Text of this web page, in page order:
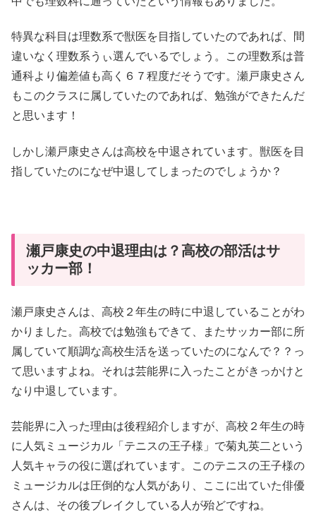
特異な科目は理数系で獣医を目指していたのであれば、間
違いなく理数系うぃ選んでいるでしょう。この理数系は普
通科より偏差値も高く６７程度だそうです。瀬戸康史さん
もこのクラスに属していたのであれば、勉強ができたんだ
と思います！
しかし瀬戸康史さんは高校を中退されています。獣医を目
指していたのになぜ中退してしまったのでしょうか？
瀬戸康史の中退理由は？高校の部活はサ
ッカー部！
瀬戸康史さんは、高校２年生の時に中退していることがわ
かりました。高校では勉強もできて、またサッカー部に所
属していて順調な高校生活を送っていたのになんで？？っ
て思いますよね。それは芸能界に入ったことがきっかけと
なり中退しています。
芸能界に入った理由は後程紹介しますが、高校２年生の時
に人気ミュージカル「テニスの王子様」で菊丸英二という
人気キャラの役に選ばれています。このテニスの王子様の
ミュージカルは圧倒的な人気があり、ここに出ていた俳優
さんは、その後ブレイクしている人が殆どですね。